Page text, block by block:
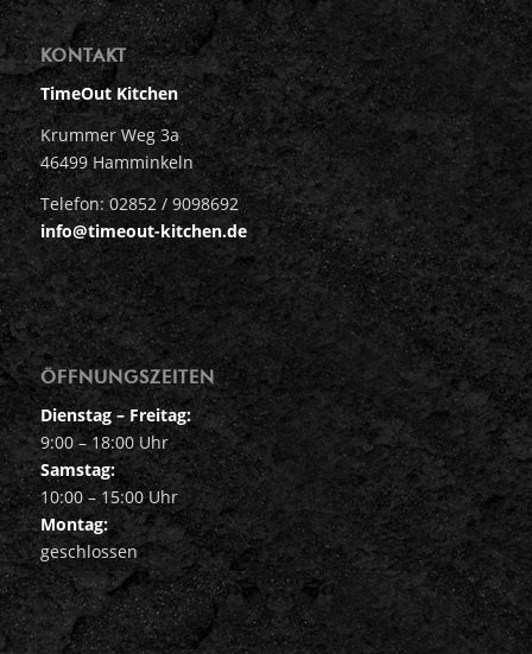
KONTAKT
TimeOut Kitchen
Krummer Weg 3a
46499 Hamminkeln
Telefon: 02852 / 9098692
info@timeout-kitchen.de
ÖFFNUNGSZEITEN
Dienstag – Freitag:
9:00 – 18:00 Uhr
Samstag:
10:00 – 15:00 Uhr
Montag:
geschlossen